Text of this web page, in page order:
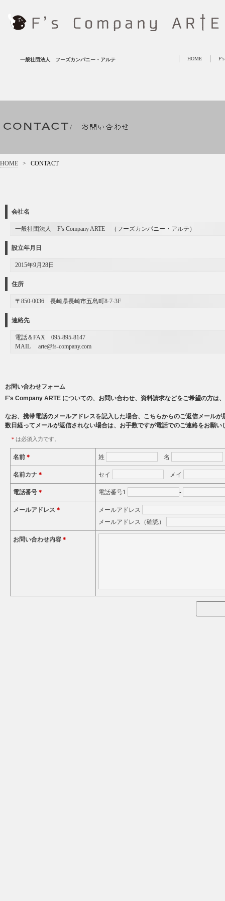
一般社団法人 フーズカンパニー・アルテ HOME
HOME > CONTACT
会社名
一般社団法人 F's Company ARTE （フーズカンパニー・アルテ）
設立年月日
2015年9月28日
住所
〒850-0036 長崎県長崎市五島町8-7-3F
連絡先
電話＆FAX 095-895-8147
MAIL arte@fs-company.com
お問い合わせフォーム
F's Company ARTE についての、お問い合わせ、資料請求などをご希望の方は
なお、携帯電話のメールアドレスを記入した場合、こちらからのご返信メールが
数日経ってメールが返信されない場合は、お手数ですが電話でのご連絡をお願い
＊ は必須入力です。
名前 ＊ 姓 名
名前カナ ＊ セイ メイ
電話番号 ＊ 電話番号1 -
メールアドレス ＊
メールアドレス
メールアドレス（確認）
お問い合わせ内容 ＊